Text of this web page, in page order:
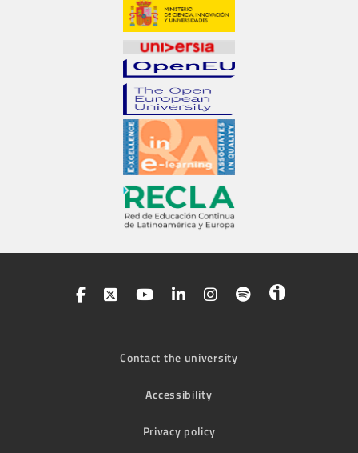
Contact the university
Accessibility
Privacy policy